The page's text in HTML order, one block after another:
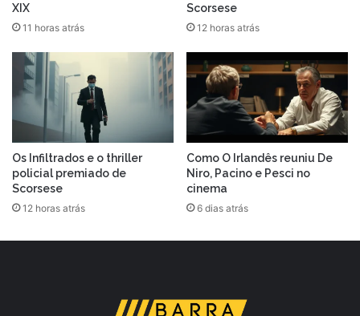
XIX
11 horas atrás
Scorsese
12 horas atrás
Os Infiltrados e o thriller
policial premiado de
Scorsese
12 horas atrás
Como O Irlandês reuniu De
Niro, Pacino e Pesci no
cinema
6 dias atrás